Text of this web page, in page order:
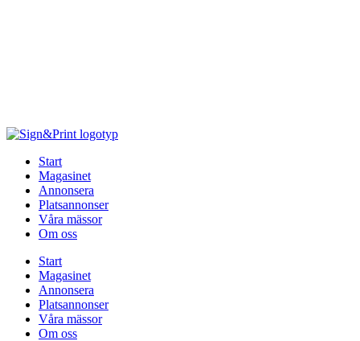
Start
Magasinet
Annonsera
Platsannonser
Våra mässor
Om oss
Start
Magasinet
Annonsera
Platsannonser
Våra mässor
Om oss